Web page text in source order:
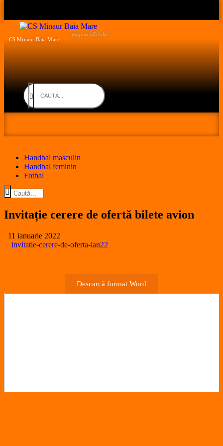
CS Minaur Baia Mare
pagina oficială
Handbal masculin
Handbal feminin
Fotbal
Invitație cerere de ofertă bilete avion
11 ianuarie 2022
invitatie-cerere-de-oferta-ian22
Descarcă format Word